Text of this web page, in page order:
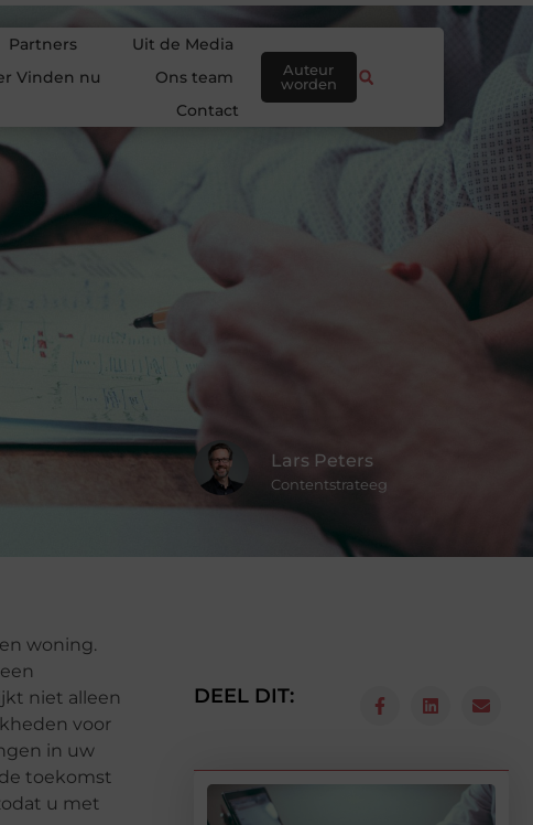
Partners
Uit de Media
Vinden nu
Ons team
Contact
Auteur
worden
Lars Peters
Contentstrateeg
woning.
niet alleen
voor
in uw
toekomst
u met
DEEL DIT: